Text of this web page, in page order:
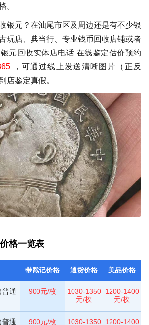
。
银元？在汕尾市区及周边还是有不少银
玩店、典当行、专业钱币回收店铺或者
元回收实体店电话 在线鉴定估价预约
，可通过线上发送清晰图片（正反
店鉴定真假。
格一览表
带戳记价格 通货价格 美品价格
普通
900元/枚
1030-1350
元/枚
1200-1400
元/枚
普通
900元/枚
1030-1350 1200-1400